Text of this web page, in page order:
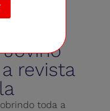
Jovino
revista
toda a